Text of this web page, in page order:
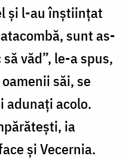
și l-au înștiințat
sunt as­
văd”, le-a spus,
săi, se
adunați acolo.
ia
și Vecernia.